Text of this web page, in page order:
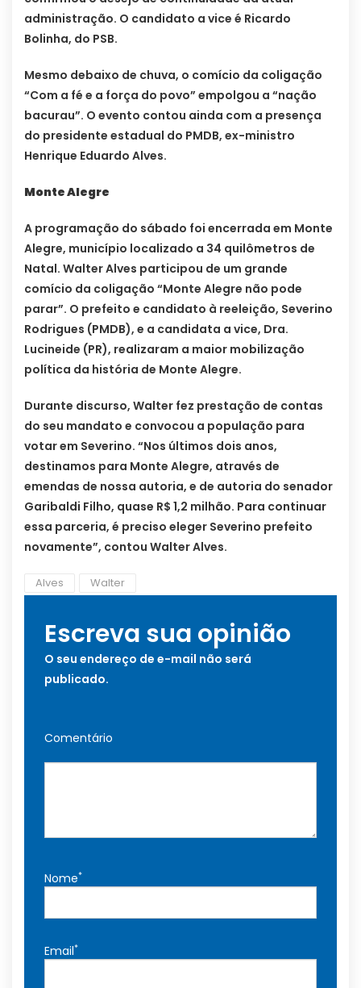
administração. O candidato a vice é Ricardo
Bolinha, do PSB.
Mesmo debaixo de chuva, o comício da coligação
“Com a fé e a força do povo” empolgou a “nação
bacurau”. O evento contou ainda com a presença
do presidente estadual do PMDB, ex-ministro
Henrique Eduardo Alves.
Monte Alegre
A programação do sábado foi encerrada em Monte
Alegre, município localizado a 34 quilômetros de
Natal. Walter Alves participou de um grande
comício da coligação “Monte Alegre não pode
parar”. O prefeito e candidato à reeleição, Severino
Rodrigues (PMDB), e a candidata a vice, Dra.
Lucineide (PR), realizaram a maior mobilização
política da história de Monte Alegre.
Durante discurso, Walter fez prestação de contas
do seu mandato e convocou a população para
votar em Severino. “Nos últimos dois anos,
destinamos para Monte Alegre, através de
emendas de nossa autoria, e de autoria do senador
Garibaldi Filho, quase R$ 1,2 milhão. Para continuar
essa parceria, é preciso eleger Severino prefeito
novamente”, contou Walter Alves.
Alves Walter
Escreva sua opinião
O seu endereço de e-mail não será
publicado.
Comentário
Nome*
Email*